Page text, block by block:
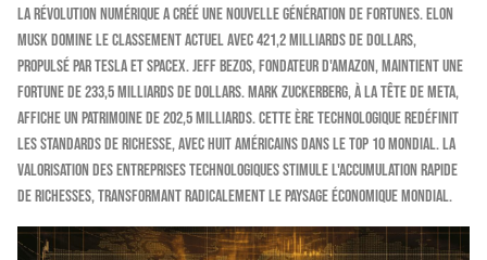
La révolution numérique a créé une nouvelle génération de fortunes. Elon
Musk domine le classement actuel avec 421,2 milliards de dollars,
propulsé par Tesla et SpaceX. Jeff Bezos, fondateur d'Amazon, maintient une
fortune de 233,5 milliards de dollars. Mark Zuckerberg, à la tête de Meta,
affiche un patrimoine de 202,5 milliards. Cette ère technologique redéfinit
les standards de richesse, avec huit Américains dans le top 10 mondial. La
valorisation des entreprises technologiques stimule l'accumulation rapide
de richesses, transformant radicalement le paysage économique mondial.